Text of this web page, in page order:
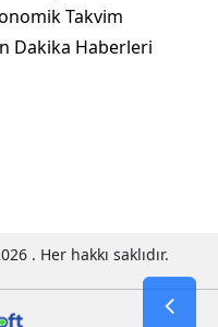
Osmaniye
Düzce
Takvim
Dakika Haberleri
. Her hakkı saklıdır.